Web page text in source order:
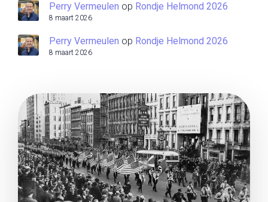
Perry Vermeulen op Rondje Helmond 2026
8 maart 2026
Perry Vermeulen op Rondje Helmond 2026
8 maart 2026